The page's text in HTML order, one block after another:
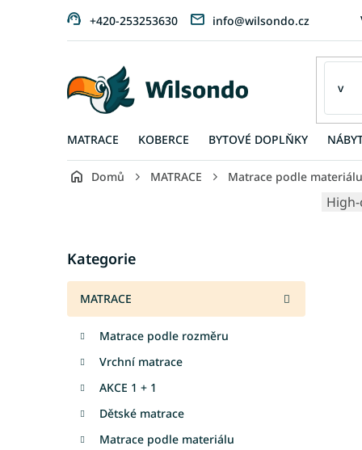
+420-253253630 info@wilsondo.cz
MATRACE KOBERCE BYTOVÉ DOPLŇKY
Domů MATRACE Matrace podle materiálu
t
r
a
kategorie
Kategorie
MATRACE
Matrace podle rozměru
Vrchní matrace
AKCE 1 + 1
Dětské matrace
Matrace podle materiálu